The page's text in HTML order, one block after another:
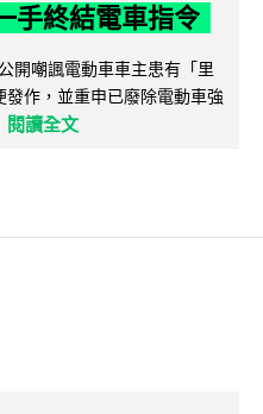
手終結電車指令
開嘲諷電動車車主患有「里
作，並重申已廢除電動車強
閱讀全文